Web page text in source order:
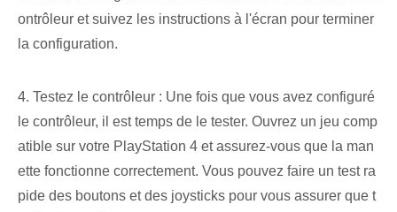
ontrôleur et suivez les instructions à l'écran pour terminer
la configuration.
4. Testez le contrôleur : Une fois que vous avez configuré
le contrôleur, il est temps de le tester. Ouvrez un jeu comp
atible sur votre PlayStation 4 et assurez-vous que la man
ette fonctionne correctement. Vous pouvez faire un test ra
pide des boutons et des joysticks pour vous assurer que t